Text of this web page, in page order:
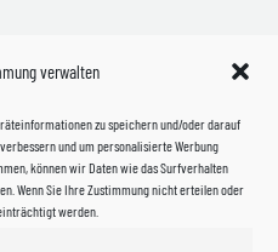
verwalten
zu speichern und/oder darauf
und um personalisierte Werbung
können wir Daten wie das Surfverhalten
Wenn Sie Ihre Zustimmung nicht erteilen oder
werden.